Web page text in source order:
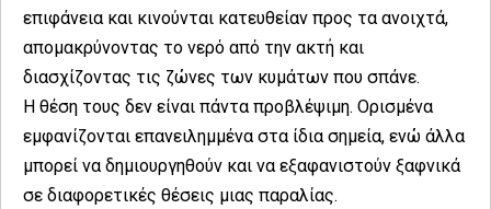
επιφάνεια και κινούνται κατευθείαν προς τα ανοιχτά,
απομακρύνοντας το νερό από την ακτή και
διασχίζοντας τις ζώνες των κυμάτων που σπάνε.
Η θέση τους δεν είναι πάντα προβλέψιμη. Ορισμένα
εμφανίζονται επανειλημμένα στα ίδια σημεία, ενώ άλλα
μπορεί να δημιουργηθούν και να εξαφανιστούν ξαφνικά
σε διαφορετικές θέσεις μιας παραλίας.